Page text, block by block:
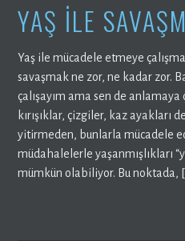
YAŞ İLE
Yaş ile mücadele etmeye
savaşmak ne zor, ne kadar zor.
çalışayım ama sen de
kırışıklar, çizgiler, kaz ayakları
yitirmeden, bunlarla mücadele
müdahalelerle yaşanmışlıkları
mümkün olabiliyor. Bu noktada,